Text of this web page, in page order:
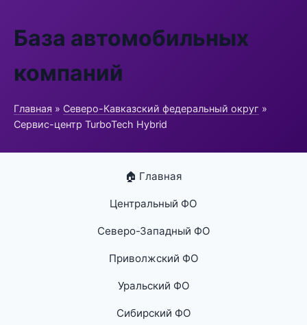
База автомобильных
компаний
Главная » Северо-Кавказский федеральный округ »
Сервис-центр TurboTech Hybrid
🏠 Главная
Центральный ФО
Северо-Западный ФО
Приволжский ФО
Уральский ФО
Сибирский ФО